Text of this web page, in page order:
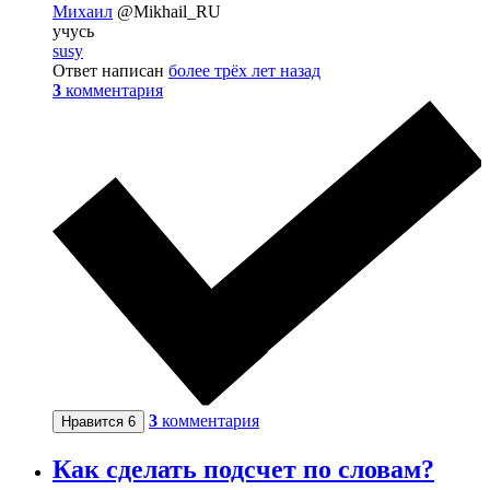
Михаил @Mikhail_RU
учусь
susy
Ответ написан более трёх лет назад
3 комментария
Нравится 6 3 комментария
Как сделать подсчет по словам?